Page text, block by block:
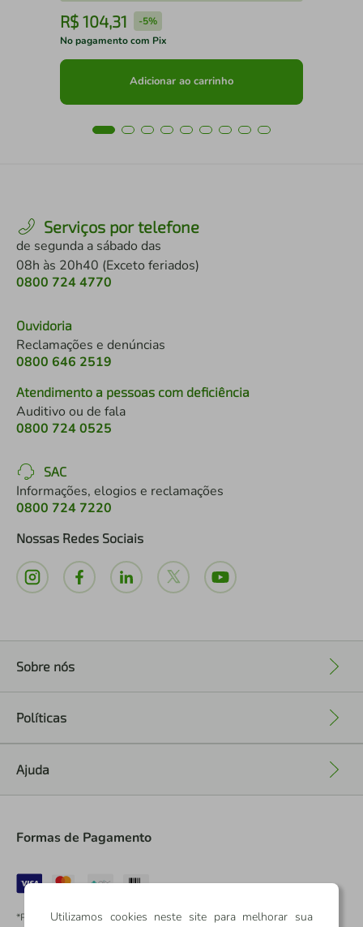
R$ 104,31 -5%
No pagamento com Pix
Adicionar ao carrinho
Serviços por telefone
de segunda a sábado das
08h às 20h40 (Exceto feriados)
0800 724 4770
Ouvidoria
Reclamações e denúncias
0800 646 2519
Atendimento a pessoas com deficiência
Auditivo ou de fala
0800 724 0525
SAC
Informações, elogios e reclamações
0800 724 7220
Nossas Redes Sociais
Sobre nós
Políticas
Ajuda
Formas de Pagamento
*Pontos dos Cartões Sicredi
Utilizamos cookies neste site para melhorar sua